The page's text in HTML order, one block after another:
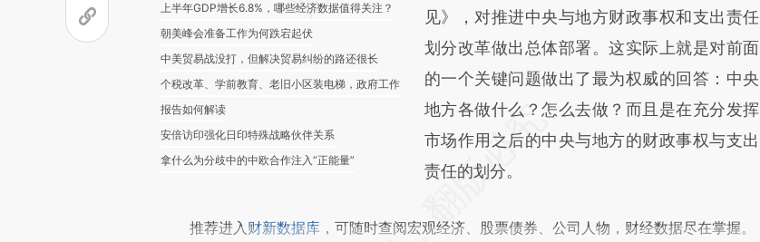
上半年GDP增长6.8%，哪些经济数据值得关注？
朝美峰会准备工作为何跌宕起伏
中美贸易战没打，但解决贸易纠纷的路还很长
个税改革、学前教育、老旧小区装电梯，政府工作
报告如何解读
安倍访印强化日印特殊战略伙伴关系
拿什么为分歧中的中欧合作注入“正能量”
见》，对推进中央与地方财政事权和支出责任
划分改革做出总体部署。这实际上就是对前面
的一个关键问题做出了最为权威的回答：中央
地方各做什么？怎么去做？而且是在充分发挥
市场作用之后的中央与地方的财政事权与支出
责任的划分。
推荐进入 财新数据库 ，可随时查阅宏观经济、股票债券、公司人物，财经数据尽在掌握。